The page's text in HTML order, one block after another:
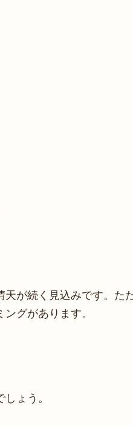
が続く見込みです。ただ
グがあります。
ょう。